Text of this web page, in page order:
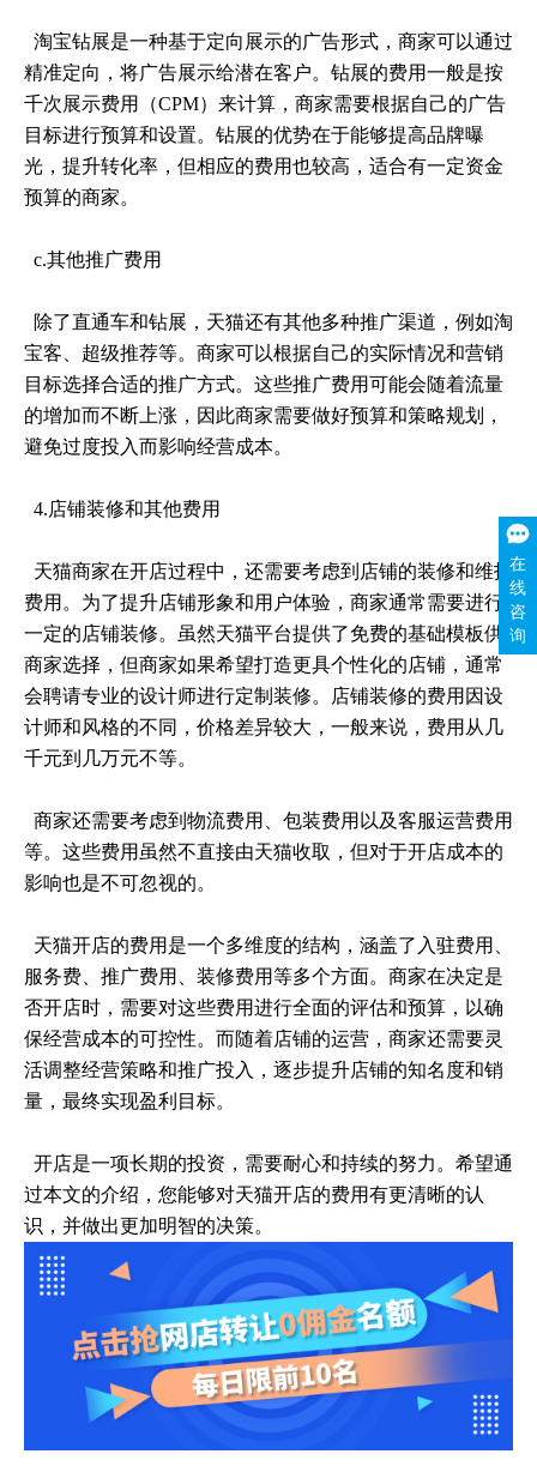
淘宝钻展是一种基于定向展示的广告形式，商家可以通过
精准定向，将广告展示给潜在客户。钻展的费用一般是按
千次展示费用（CPM）来计算，商家需要根据自己的广告
目标进行预算和设置。钻展的优势在于能够提高品牌曝
光，提升转化率，但相应的费用也较高，适合有一定资金
预算的商家。
c.其他推广费用
除了直通车和钻展，天猫还有其他多种推广渠道，例如淘
宝客、超级推荐等。商家可以根据自己的实际情况和营销
目标选择合适的推广方式。这些推广费用可能会随着流量
的增加而不断上涨，因此商家需要做好预算和策略规划，
避免过度投入而影响经营成本。
4.店铺装修和其他费用
天猫商家在开店过程中，还需要考虑到店铺的装修和维护
费用。为了提升店铺形象和用户体验，商家通常需要进行
一定的店铺装修。虽然天猫平台提供了免费的基础模板供
商家选择，但商家如果希望打造更具个性化的店铺，通常
会聘请专业的设计师进行定制装修。店铺装修的费用因设
计师和风格的不同，价格差异较大，一般来说，费用从几
千元到几万元不等。
商家还需要考虑到物流费用、包装费用以及客服运营费用
等。这些费用虽然不直接由天猫收取，但对于开店成本的
影响也是不可忽视的。
天猫开店的费用是一个多维度的结构，涵盖了入驻费用、
服务费、推广费用、装修费用等多个方面。商家在决定是
否开店时，需要对这些费用进行全面的评估和预算，以确
保经营成本的可控性。而随着店铺的运营，商家还需要灵
活调整经营策略和推广投入，逐步提升店铺的知名度和销
量，最终实现盈利目标。
开店是一项长期的投资，需要耐心和持续的努力。希望通
过本文的介绍，您能够对天猫开店的费用有更清晰的认
识，并做出更加明智的决策。
在
线
咨
询